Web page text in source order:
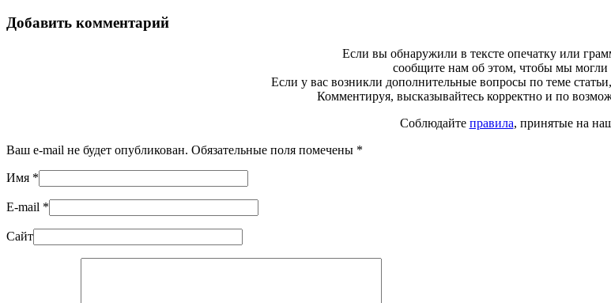
Добавить комментарий
Если вы обнаружили в тексте опечатку или
сообщите нам об этом, чтобы мы могли
Если у вас возникли дополнительные вопросы по теме
Комментируя, высказывайтесь корректно и по
Соблюдайте правила, принятые на
Ваш e-mail не будет опубликован. Обязательные поля помечены *
Имя *
E-mail *
Сайт